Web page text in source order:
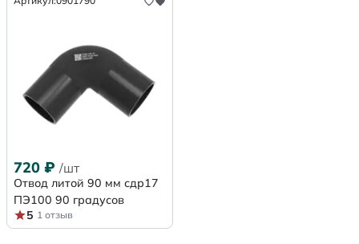
720 ₽ /шт
Отвод литой 90 мм сдр17
ПЭ100 90 градусов
5 1 отзыв